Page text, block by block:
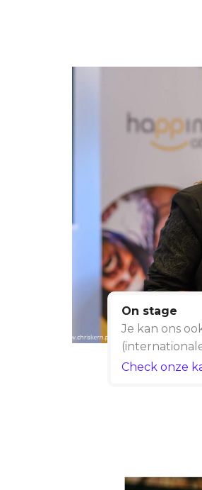
On stage
Je kan ons
Check onze